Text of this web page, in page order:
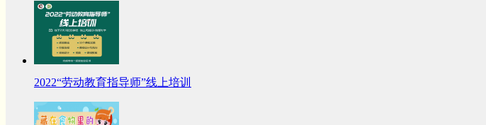
2022“劳动教育指导师”线上培训